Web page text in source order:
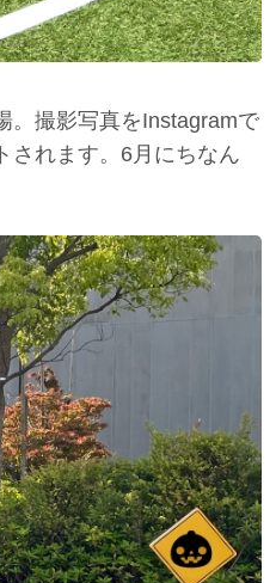
。撮影写真をInstagramで
されます。6月にちなん